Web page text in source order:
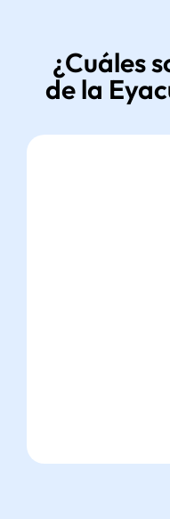
¿Cuáles
de la
Eyaculación que
posiblemente